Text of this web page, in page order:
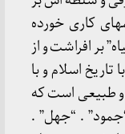
کاری خورده
بر افراشت و از
اسلام و با
و طبیعی است که
. “جهل” .